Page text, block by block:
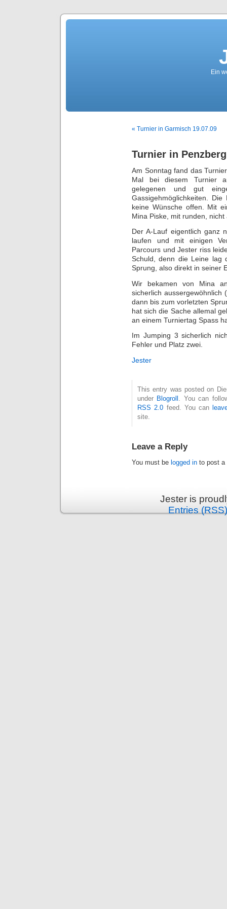
Ein
« Turnier in Garmisch 19.07.09
Turnier in Penzberg
Am Sonntag fand das
Mal bei diesem Turnier
gelegenen und gut
Gassigehmöglichkeiten.
keine Wünsche offen. Mit
Mina Piske, mit runden,
Der A-Lauf eigentlich ganz
laufen und mit einigen
Parcours und Jester riss
Schuld, denn die Leine lag
Sprung, also direkt in seiner
Wir bekamen von Mina
sicherlich aussergewöhnlich
dann bis zum vorletzten
hat sich die Sache allemal
an einem Turniertag Spass
Im Jumping 3 sicherlich
Fehler und Platz zwei.
Jester
This entry was posted on
under Blogroll
. You can
RSS 2.0 feed. You can
site.
Leave a Reply
You must be logged in to post a
Jester is
Entries (RSS)